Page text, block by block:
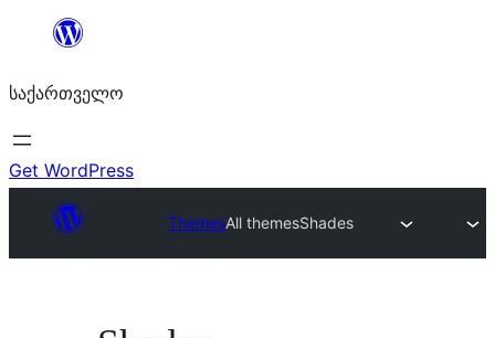
შიგთავსზე
საქართველო
Get WordPress
ThemesAll themesShades